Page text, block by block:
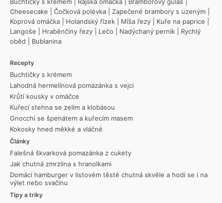
Cheesecake
Čočková polévka Zapečené brambory s uzeným
Koprová omáčka
Holandský řízek Míša řezy Kuře na paprice
Langoše
Hraběnčiny řezy Lečo Nadýchaný perník
Rychlý
oběd
Bublanina
Recepty
Buchtičky s krémem
Lahodná hermelínová pomazánka s vejci
Krůtí kousky v omáčce
Kuřecí stehna se zelím a klobásou
Gnocchi se špenátem a kuřecím masem
Kokosky hned měkké a vláčné
Články
Falešná škvarková pomazánka z cukety
Jak chutná zmrzlina s hranolkami
Domácí hamburger v listovém těstě chutná skvěle a hodí se i na
výlet nebo svačinu
Tipy a triky